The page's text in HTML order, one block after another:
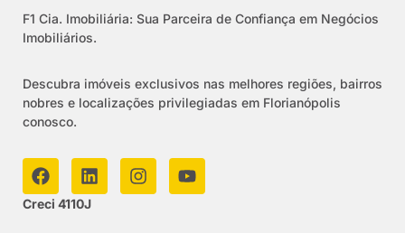
F1 Cia. Imobiliária: Sua Parceira de Confiança em Negócios
Imobiliários.
Descubra imóveis exclusivos nas melhores regiões, bairros
nobres e localizações privilegiadas em Florianópolis
conosco.
Creci 4110J